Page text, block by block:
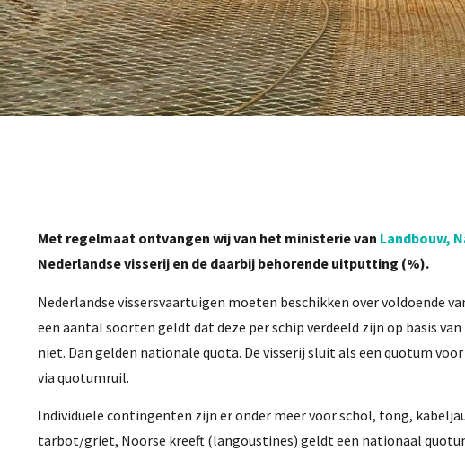
Met regelmaat ontvangen wij van het ministerie van Landbouw,
Nederlandse visserij en de daarbij behorende uitputting (%).
Nederlandse vissersvaartuigen moeten beschikken over voldoende
een aantal soorten geldt dat deze per schip verdeeld zijn op basis van
niet. Dan gelden nationale quota. De visserij sluit als een quotum
via quotumruil.
Individuele contingenten zijn er onder meer voor schol, tong,
tarbot/griet, Noorse kreeft (langoustines) geldt een nationaal